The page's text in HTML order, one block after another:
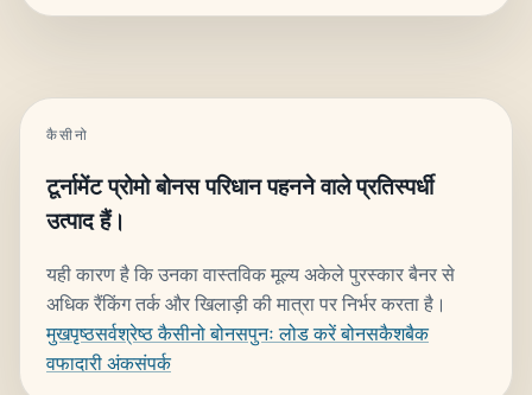
कैसीनो
टूर्नामेंट प्रोमो बोनस परिधान पहनने वाले प्रतिस्पर्धी
उत्पाद हैं।
यही कारण है कि उनका वास्तविक मूल्य अकेले पुरस्कार बैनर से
अधिक रैंकिंग तर्क और खिलाड़ी की मात्रा पर निर्भर करता है।
मुखपृष्ठसर्वश्रेष्ठ कैसीनो बोनसपुनः लोड करें बोनसकैशबैक
वफादारी अंकसंपर्क